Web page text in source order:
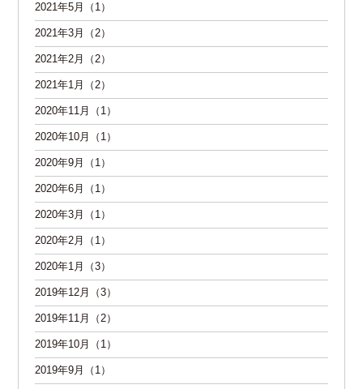
2021年5月（1）
2021年3月（2）
2021年2月（2）
2021年1月（2）
2020年11月（1）
2020年10月（1）
2020年9月（1）
2020年6月（1）
2020年3月（1）
2020年2月（1）
2020年1月（3）
2019年12月（3）
2019年11月（2）
2019年10月（1）
2019年9月（1）